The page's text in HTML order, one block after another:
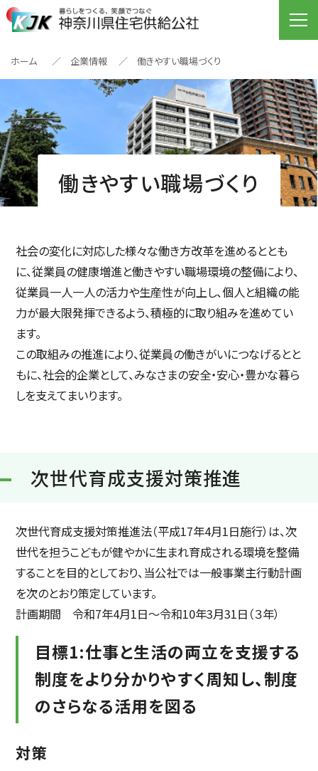
ホーム 企業情報 働きやすい職場づくり
働きやすい職場づくり
社会の変化に対応した様々な働き方改革を進めるととも
に、従業員の健康増進と働きやすい職場環境の整備により、
従業員一人一人の活力や生産性が向上し、個人と組織の能
力が最大限発揮できるよう、積極的に取り組みを進めてい
ます。
この取組みの推進により、従業員の働きがいにつなげるとと
もに、社会的企業として、みなさまの安全・安心・豊かな暮ら
しを支えてまいります。
次世代育成支援対策推進
次世代育成支援対策推進法（平成17年4月1日施行）は、次
世代を担うこどもが健やかに生まれ育成される環境を整備
することを目的としており、当公社では一般事業主行動計画
を次のとおり策定しています。
計画期間 令和7年4月1日～令和10年3月31日（３年）
目標1:仕事と生活の両立を支援する
制度をより分かりやすく周知し、制度
のさらなる活用を図る
対策